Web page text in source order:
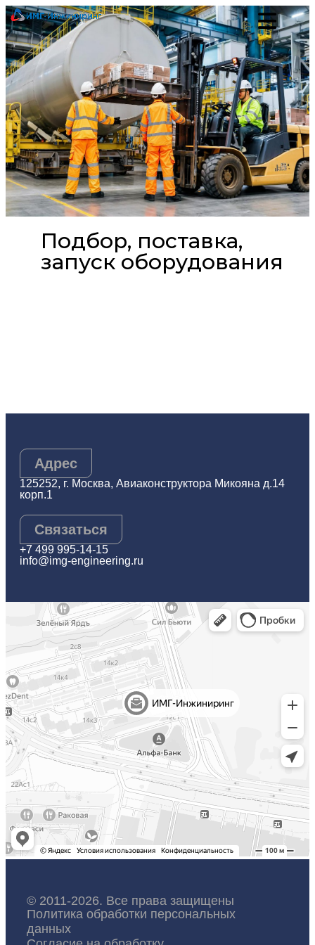
Подбор, поставка,
запуск оборудования
Адрес
125252, г. Москва, Авиаконструктора Микояна д.14
корп.1
Связаться
+7 499 995-14-15
info@img-engineering.ru
© 2011-2026. Все права защищены
Политика обработки персональных
данных